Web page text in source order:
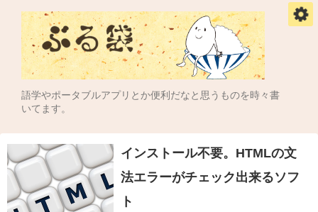
語学やポータブルアプリとか便利だなと思うものを時々書
いてます。
インストール不要。HTMLの文
法エラーがチェック出来るソフ
ト